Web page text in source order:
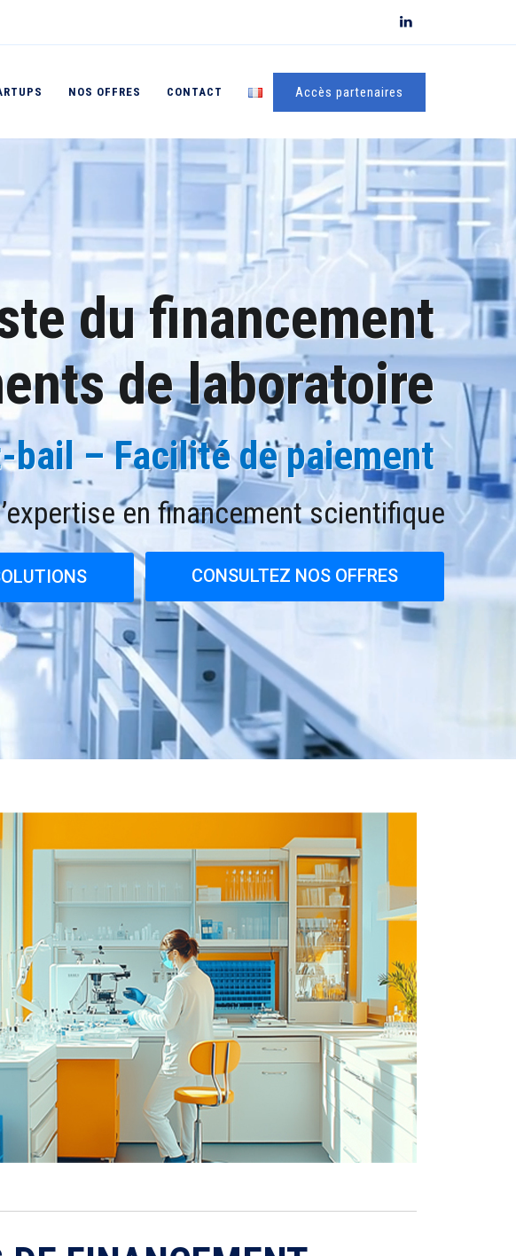
Accès partenaires
NOS OFFRES CONTACT
en financement scientifique
CONSULTEZ NOS OFFRES
du financement
de laboratoire
– Facilité de paiement